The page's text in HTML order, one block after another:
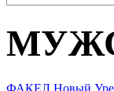
ФАКЕЛ Новый